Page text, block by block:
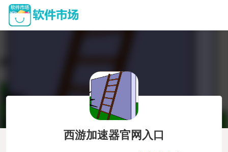
西游加速器官网入口